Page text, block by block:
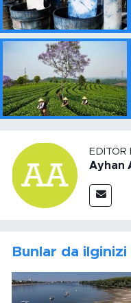
EDITÖR
Ayhan
Bunlar da